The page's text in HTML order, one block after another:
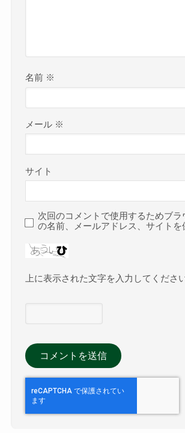
名前 ※
メール ※
サイト
次回のコメントで使用するためブラ
の名前、メールアドレス、サイトを
上に表示された文字を入力してください